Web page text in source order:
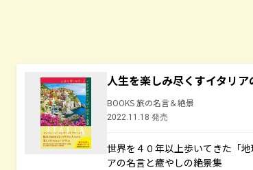
人生を楽しみ尽くすイタリ
BOOKS 旅の名言＆絶景
2022.11.18 発売
世界を４０年以上歩いてきた「
アの名言と癒やしの絶景集